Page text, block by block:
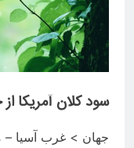
سود کلان آمریکا
جهان > غرب آسیا –